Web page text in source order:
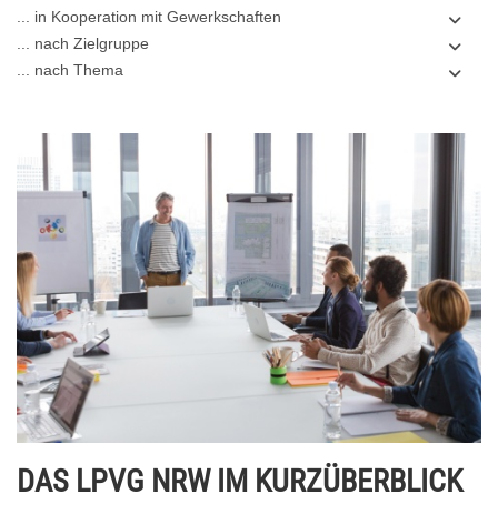
... in Kooperation mit Gewerkschaften
... nach Zielgruppe
... nach Thema
DAS LPVG NRW IM KURZÜBERBLICK